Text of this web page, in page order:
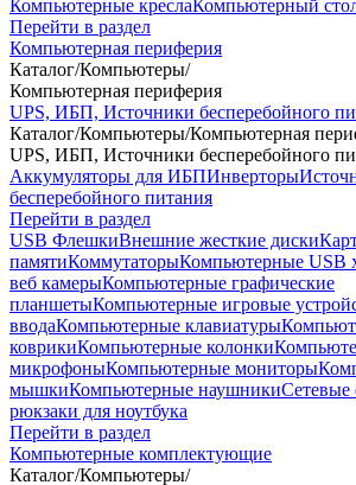
Компьютерные креслаКомпьютерный
Перейти в раздел
Компьютерная периферия
Каталог/Компьютеры/
Компьютерная периферия
UPS, ИБП, Источники бесперебойного
Каталог/Компьютеры/Компьютерная
UPS, ИБП, Источники бесперебойного
Аккумуляторы для ИБПИнверторы
бесперебойного питания
Перейти в раздел
USB ФлешкиВнешние жесткие диски
памятиКоммутаторыКомпьютерные USB
веб камерыКомпьютерные графические
планшетыКомпьютерные игровые
вводаКомпьютерные клавиатуры
коврикиКомпьютерные колонки
микрофоныКомпьютерные мониторы
мышкиКомпьютерные наушникиСетевые
рюкзаки для ноутбука
Перейти в раздел
Компьютерные комплектующие
Каталог/Компьютеры/